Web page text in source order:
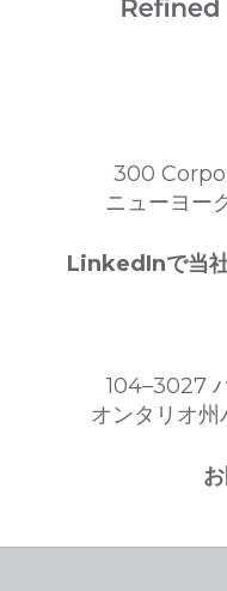
300
ニューヨー
LinkedInで当
104–3027
オンタリオ